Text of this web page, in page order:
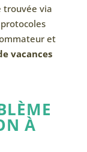
trouvée via
et
vacances
À